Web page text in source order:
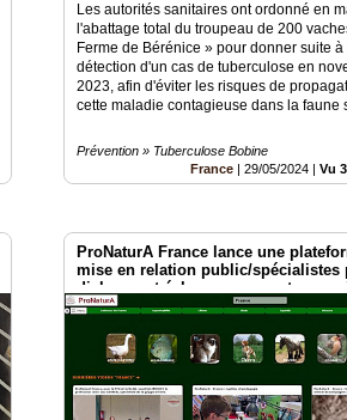
Les autorités sanitaires ont ordonné en
l'abattage total du troupeau de 200
Ferme de Bérénice » pour donner suite à
détection d'un cas de tuberculose en
2023, afin d'éviter les risques de
cette maladie contagieuse dans la faune
Prévention » Tuberculose Bobine
France |29/05/2024 |Vu
ProNaturA France lance une
mise en relation public/spécialistes
dialogue et échanges sur notre
animaux ! plumes, poils, écailles !